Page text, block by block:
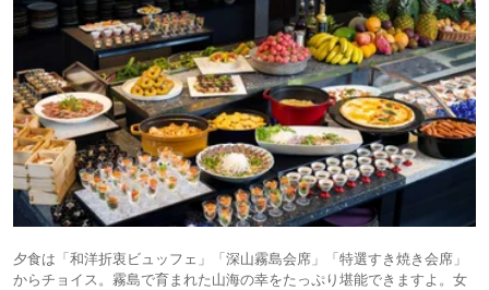
夕食は「和洋折衷ビュッフェ」「深山霧島会席」「特選すき焼き会席」
からチョイス。霧島で育まれた山海の幸をたっぷり堪能できますよ。女